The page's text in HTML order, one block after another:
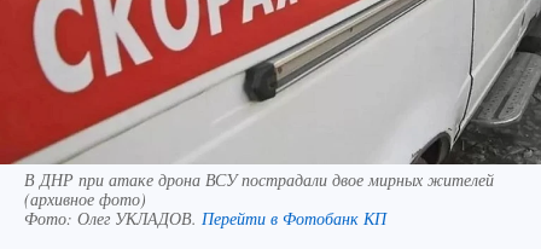
В ДНР при атаке дрона ВСУ пострадали двое мирных жителей
(архивное фото)
Фото: Олег УКЛАДОВ. Перейти в Фотобанк КП